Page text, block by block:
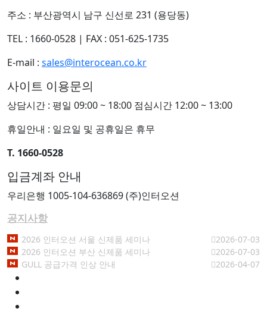
주소 : 부산광역시 남구 신선로 231 (용당동)
TEL : 1660-0528 | FAX : 051-625-1735
E-mail : sales@interocean.co.kr
사이트 이용문의
상담시간 : 평일 09:00 ~ 18:00 점심시간 12:00 ~ 13:00
휴일안내 : 일요일 및 공휴일은 휴무
T. 1660-0528
입금계좌 안내
우리은행 1005-104-636869 (주)인터오션
공지사항
2026 인터오션 서울 신제품 세미나
2026-07-03
2026 인터오션 부산 신제품 세미나
2026-07-03
GULL 공급가격 인상 안내
2026-04-07